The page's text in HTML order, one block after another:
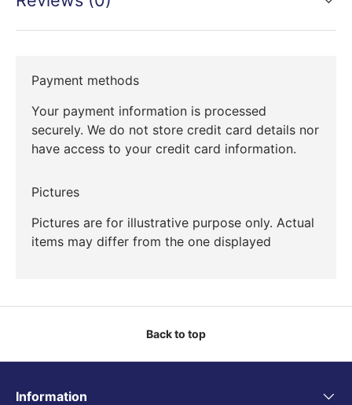
Payment methods
Your payment information is processed
securely. We do not store credit card details nor
have access to your credit card information.
Pictures
Pictures are for illustrative purpose only. Actual
items may differ from the one displayed
Back to top
Information